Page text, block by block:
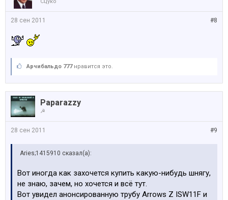
#8
28 сен 2011
Арчибальдо 777нравится это.
Paparazzy
☭
#9
28 сен 2011
Aries;1415910 сказал(а):
Вот иногда как захочется купить какую-нибудь шнягу,
не знаю, зачем, но хочется и всё тут.
Вот увидел анонсированную трубу Arrows Z ISW11F и